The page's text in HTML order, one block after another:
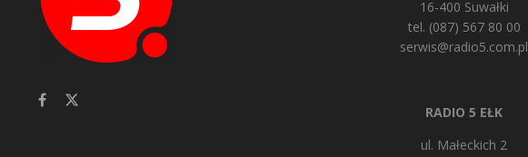
16-400 Suwałki
tel. (087) 567 80 00
serwis@radio5.com.pl
RADIO 5 EŁK
ul. Małeckich 2